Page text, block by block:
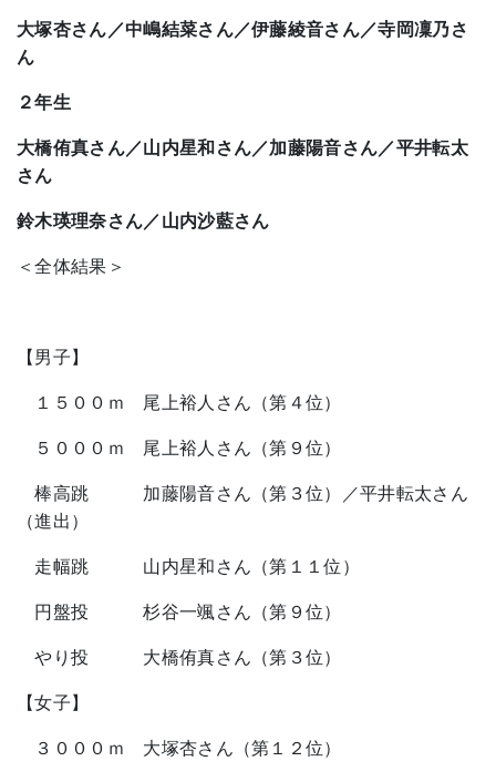
大塚杏さん／中嶋結菜さん／伊藤綾音さん／寺岡凜乃さ
ん
２年生
大橋侑真さん／山内星和さん／加藤陽音さん／平井転太
さん
鈴木瑛理奈さん／山内沙藍さん
＜全体結果＞
【男子】
１５００ｍ 尾上裕人さん（第４位）
５０００ｍ 尾上裕人さん（第９位）
棒高跳 加藤陽音さん（第３位）／平井転太さん
（進出）
走幅跳 山内星和さん（第１１位）
円盤投 杉谷一颯さん（第９位）
やり投 大橋侑真さん（第３位）
【女子】
３０００ｍ 大塚杏さん（第１２位）